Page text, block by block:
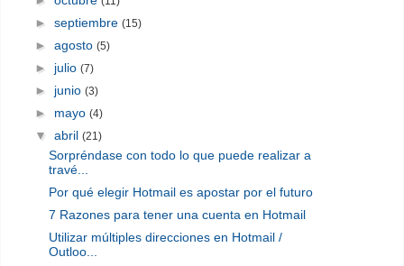
►septiembre(15)
►agosto(5)
► julio(7)
► junio(3)
► mayo(4)
▼abril(21)
Sorpréndase con todo lo que puede realizar a
travé...
Por qué elegir Hotmail es apostar por el futuro
7 Razones para tener una cuenta en Hotmail
Utilizar múltiples direcciones en Hotmail /
Outloo...